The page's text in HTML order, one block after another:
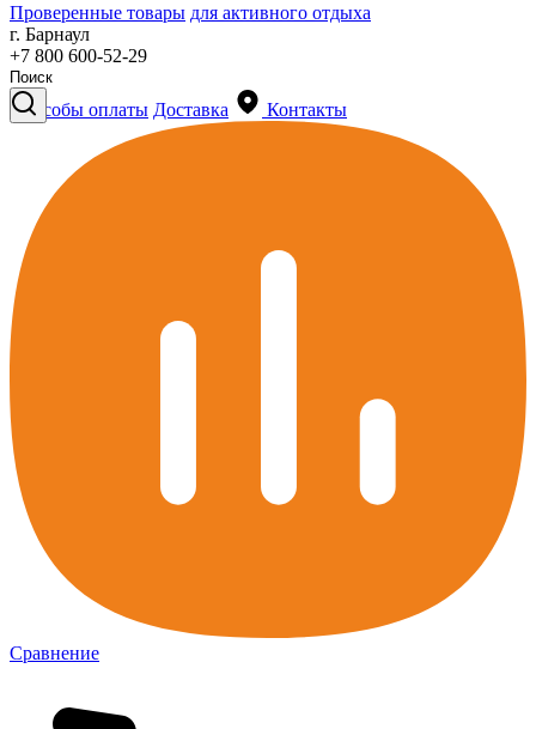
Проверенные товары для активного отдыха
г. Барнаул
+7 800 600-52-29
Способы оплаты Доставка Контакты
Сравнение